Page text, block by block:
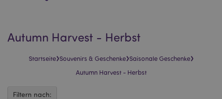
Autumn Harvest - Herbst
Startseite›Souvenirs & Geschenke›Saisonale Geschenke›
Autumn Harvest - Herbst
Filtern nach: